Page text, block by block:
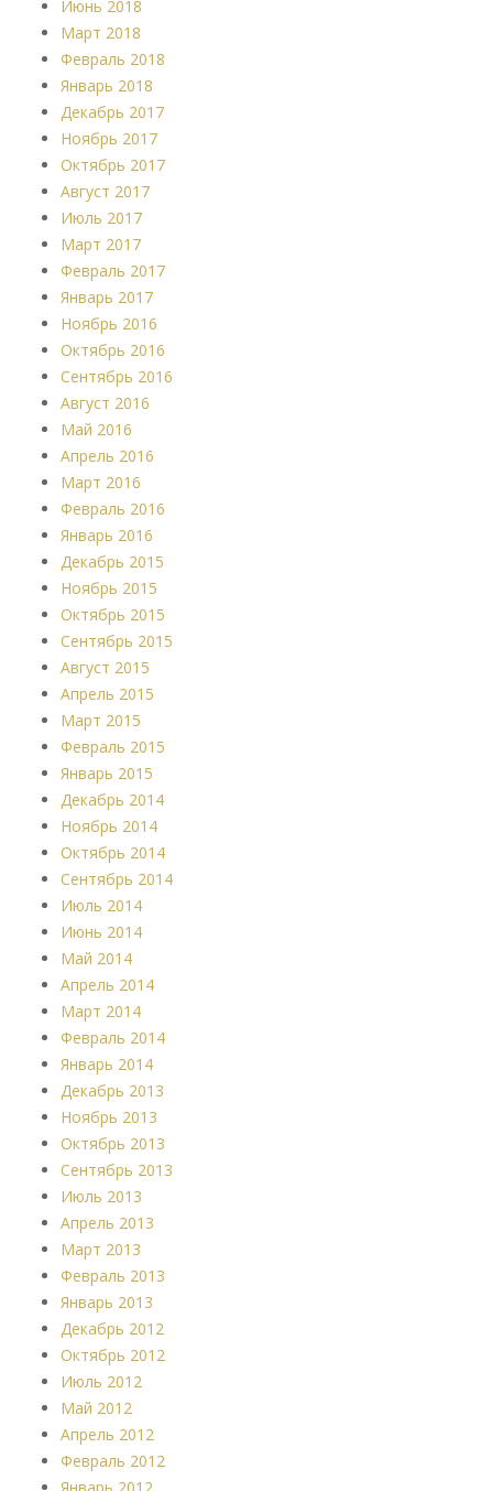
Июнь 2018
Март 2018
Февраль 2018
Январь 2018
Декабрь 2017
Ноябрь 2017
Октябрь 2017
Август 2017
Июль 2017
Март 2017
Февраль 2017
Январь 2017
Ноябрь 2016
Октябрь 2016
Сентябрь 2016
Август 2016
Май 2016
Апрель 2016
Март 2016
Февраль 2016
Январь 2016
Декабрь 2015
Ноябрь 2015
Октябрь 2015
Сентябрь 2015
Август 2015
Апрель 2015
Март 2015
Февраль 2015
Январь 2015
Декабрь 2014
Ноябрь 2014
Октябрь 2014
Сентябрь 2014
Июль 2014
Июнь 2014
Май 2014
Апрель 2014
Март 2014
Февраль 2014
Январь 2014
Декабрь 2013
Ноябрь 2013
Октябрь 2013
Сентябрь 2013
Июль 2013
Апрель 2013
Март 2013
Февраль 2013
Январь 2013
Декабрь 2012
Октябрь 2012
Июль 2012
Май 2012
Апрель 2012
Февраль 2012